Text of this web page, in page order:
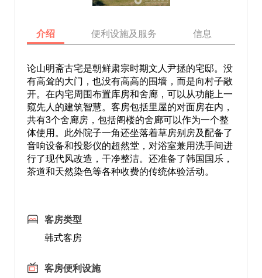
介绍 便利设施及服务 信息
论山明斋古宅是朝鲜肃宗时期文人尹拯的宅邸。没
有高耸的大门，也没有高高的围墙，而是向村子敞
开。在内宅周围布置库房和舍廊，可以从功能上一
窥先人的建筑智慧。客房包括里屋的对面房在内，
共有3个舍廊房，包括阁楼的舍廊可以作为一个整
体使用。此外院子一角还坐落着草房别房及配备了
音响设备和投影仪的超然堂，对浴室兼用洗手间进
行了现代风改造，干净整洁。还准备了韩国国乐，
茶道和天然染色等各种收费的传统体验活动。
客房类型
韩式客房
客房便利设施